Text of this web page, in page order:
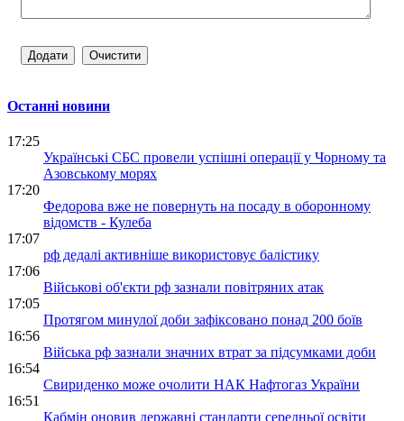
Останні новини
17:25
Українські СБС провели успішні операції у Чорному та
Азовському морях
17:20
Федорова вже не повернуть на посаду в оборонному
відомств - Кулеба
17:07
рф дедалі активніше використовує балістику
17:06
Військові об'єкти рф зазнали повітряних атак
17:05
Протягом минулої доби зафіксовано понад 200 боїв
16:56
Війська рф зазнали значних втрат за підсумками доби
16:54
Свириденко може очолити НАК Нафтогаз України
16:51
Кабмін оновив державні стандарти середньої освіти